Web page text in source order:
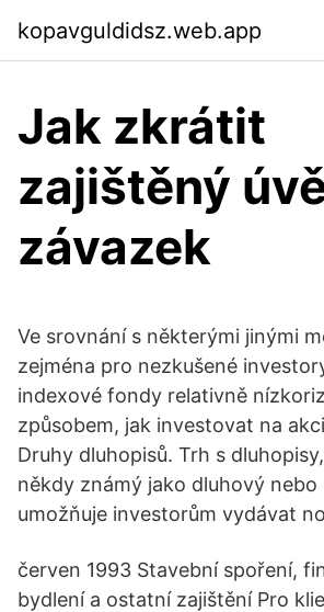
kopavguldidsz.web.app
Jak zkrátit
zajištěný
závazek
Ve srovnání s některými jinými
zejména pro nezkušené
indexové fondy relativně
způsobem, jak investovat na
Druhy dluhopisů. Trh s
někdy známý jako dluhový
umožňuje investorům vydávat
červen 1993 Stavební spoření,
bydlení a ostatní zajištění Pro